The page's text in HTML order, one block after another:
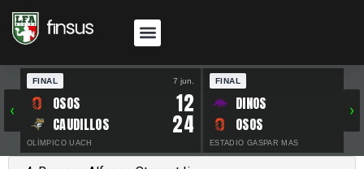
‹
FINAL 7 jun.
OSOS 12
CAUDILLOS 24
OLÍMPICO UACH
FINAL
DINOS
OSOS
ESTADIO GASPAR MAS
›